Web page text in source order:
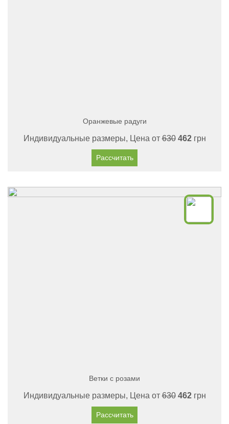
Оранжевые радуги
Индивидуальные размеры, Цена от630 462грн
Рассчитать
Ветки с розами
Индивидуальные размеры, Цена от630 462грн
Рассчитать